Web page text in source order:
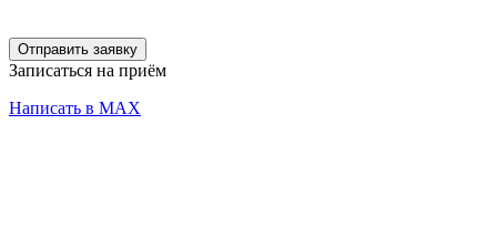
Отправить заявку
Записаться на приём
Написать в MAX